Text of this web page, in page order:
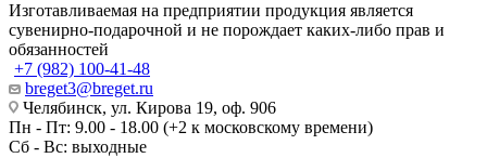
Изготавливаемая на предприятии продукция является
сувенирно-подарочной и не порождает каких-либо прав и
обязанностей
+7 (982) 100-41-48
breget3@breget.ru
Челябинск, ул. Кирова 19, оф. 906
Пн - Пт: 9.00 - 18.00 (+2 к московскому времени)
Сб - Вс: выходные